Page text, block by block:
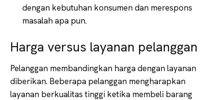
dengan kebutuhan konsumen dan merespons
masalah apa pun.
Harga versus layanan pelanggan
Pelanggan membandingkan harga dengan layanan
diberikan. Beberapa pelanggan mengharapkan
layanan berkualitas tinggi ketika membeli barang